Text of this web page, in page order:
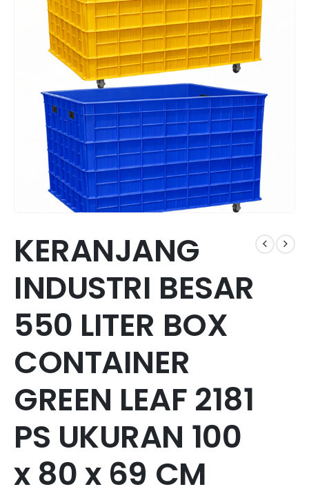
KERANJANG
INDUSTRI BESAR
550 LITER BOX
CONTAINER
GREEN LEAF 2181
PS UKURAN 100
x 80 x 69 CM